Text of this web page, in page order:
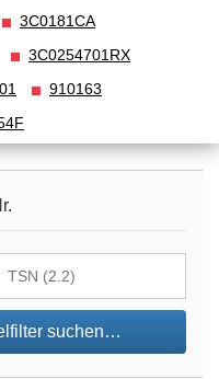
3C0181CA
3C0254701RX
910163
suchen…